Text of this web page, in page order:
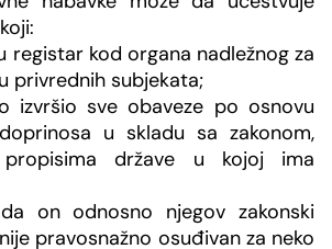
registar kod organa nadležnog za
privrednih subjekata;
izvršio sve obaveze po osnovu
u skladu sa zakonom,
propisima države u kojoj ima
on odnosno njegov zakonski
pravosnažno osuđivan za neko